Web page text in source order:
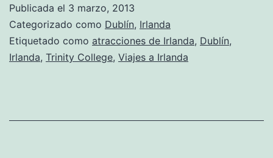
Publicada el 3 marzo, 2013
Categorizado como Dublín, Irlanda
Etiquetado como atracciones de Irlanda, Dublín,
Irlanda, Trinity College, Viajes a Irlanda